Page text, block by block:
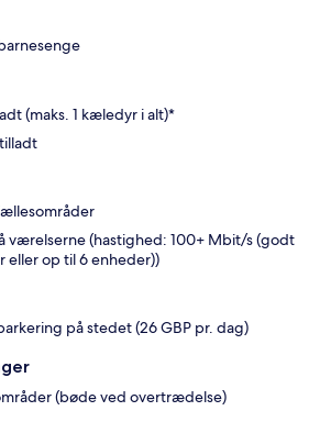
(maks. 1 kæledyr i alt)*
værelserne (hastighed: 100+ Mbit/s (godt
eller op til 6 enheder))
på stedet (26 GBP pr. dag)
(bøde ved overtrædelse)